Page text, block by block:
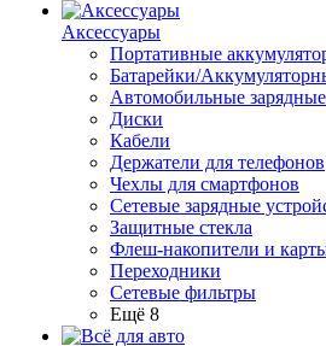
Аксессуары
Портативные
Батарейки/
Автомобильные
Диски
Кабели
Держатели для телефонов
Чехлы для смартфонов
Сетевые зарядные
Защитные стекла
Флеш-накопители и
Переходники
Сетевые фильтры
Ещё 8